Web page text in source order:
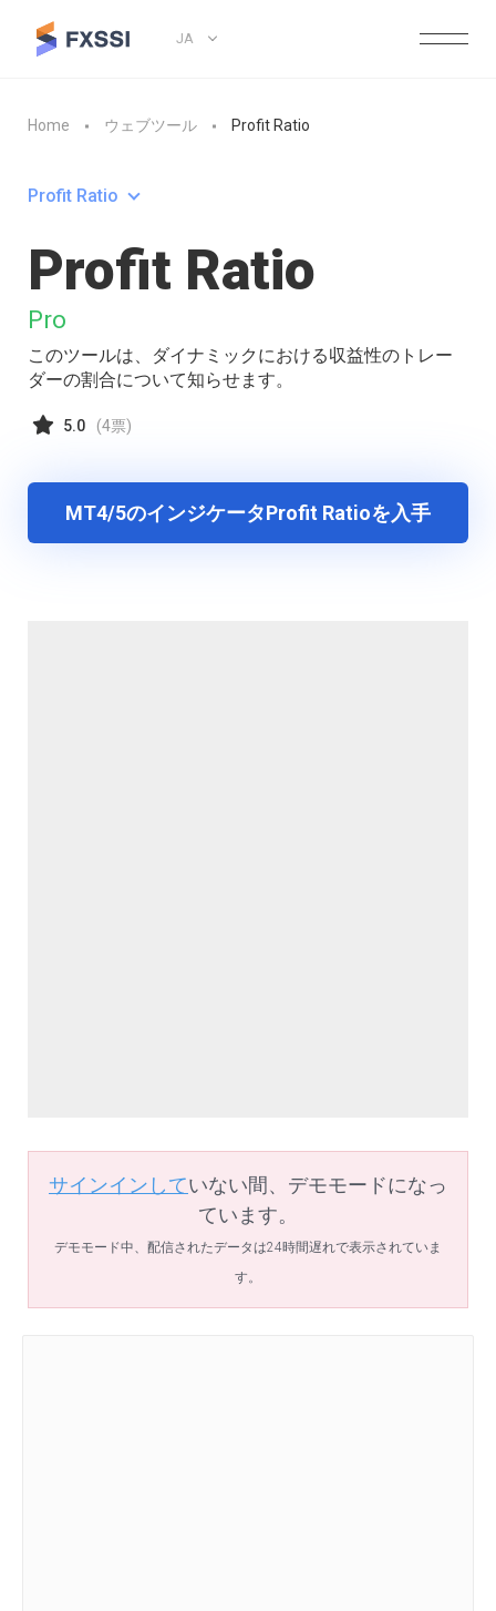
JA
Home ウェブツール Profit Ratio
Profit Ratio
Profit Ratio
Pro
このツールは、ダイナミックにおける収益性のトレー
ダーの割合について知らせます。
5.0 (4票)
MT4/5のインジケータProfit Ratioを入手
サインインしていない間、デモモードになっ
ています。
デモモード中、配信されたデータは24時間遅れで表示されていま
す。